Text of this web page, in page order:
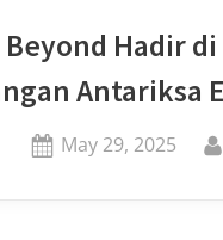
Hadir
Antariksa
Posted
May 29, 2025